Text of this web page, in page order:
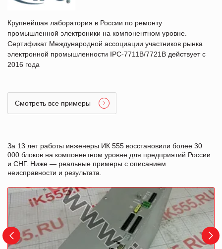
Крупнейшая лаборатория в России по ремонту
промышленной электроники на компонентном уровне.
Сертификат Международной ассоциации участников рынка
электронной промышленности IPC-7711B/7721B действует с
2016 года
Смотреть все примеры
За 13 лет работы инженеры ИК 555 восстановили более 30
000 блоков на компонентном уровне для предприятий России
и СНГ. Ниже — реальные примеры с описанием
неисправности и результата.